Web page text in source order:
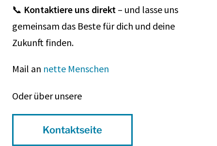
📞 Kontaktiere uns direkt – und lasse uns
gemeinsam das Beste für dich und deine
Zukunft finden.
Mail an nette Menschen
Oder über unsere
Kontaktseite